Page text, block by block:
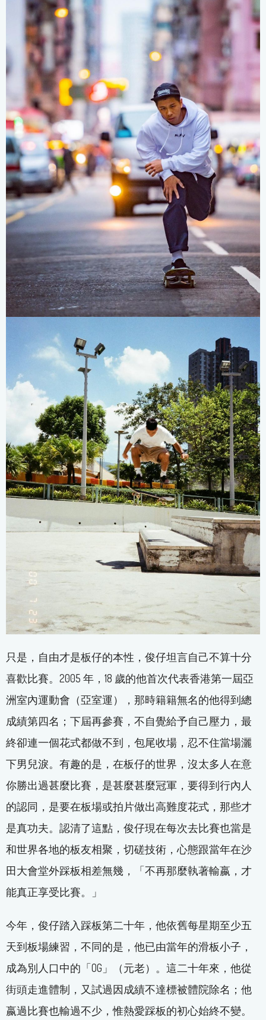
只是，自由才是板仔的本性，俊仔坦言自己不算十分
喜歡比賽。2005 年，18 歲的他首次代表香港第一屆亞
洲室內運動會（亞室運），那時籍籍無名的他得到總
成績第四名；下屆再參賽，不自覺給予自己壓力，最
終卻連一個花式都做不到，包尾收場，忍不住當場灑
下男兒淚。有趣的是，在板仔的世界，沒太多人在意
你勝出過甚麼比賽，是甚麼甚麼冠軍，要得到行內人
的認同，是要在板場或拍片做出高難度花式，那些才
是真功夫。認清了這點，俊仔現在每次去比賽也當是
和世界各地的板友相聚，切磋技術，心態跟當年在沙
田大會堂外踩板相差無幾，「不再那麼執著輸嬴，才
能真正享受比賽。」
今年，俊仔踏入踩板第二十年，他依舊每星期至少五
天到板場練習，不同的是，他已由當年的滑板小子，
成為別人口中的「OG」（元老）。這二十年來，他從
街頭走進體制，又試過因成績不達標被體院除名；他
嬴過比賽也輸過不少，惟熱愛踩板的初心始終不變。